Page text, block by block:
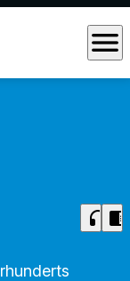
menu
headphones chrome_reader_mode